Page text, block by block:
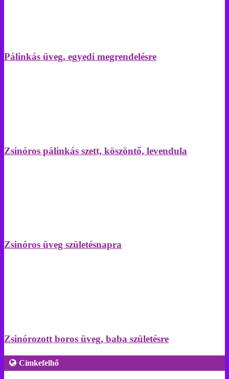
Pálinkás üveg, egyedi megrendelésre
Zsinóros pálinkás szett, köszöntő, levendula
Zsinóros üveg születésnapra
Zsinórozott boros üveg, baba születésre
Címkefelhő